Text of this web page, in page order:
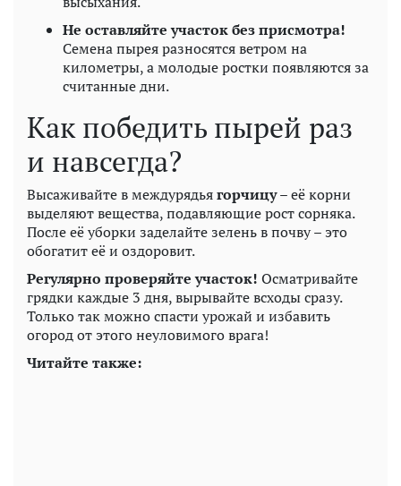
Не оставляйте участок без присмотра!
Семена пырея разносятся ветром на
километры, а молодые ростки появляются за
считанные дни.
Как победить пырей раз
и навсегда?
Высаживайте в междурядьягорчицу– её корни
выделяют вещества, подавляющие рост сорняка.
После её уборки заделайте зелень в почву – это
обогатит её и оздоровит.
Регулярно проверяйте участок! Осматривайте
грядки каждые 3 дня, вырывайте всходы сразу.
Только так можно спасти урожай и избавить
огород от этого неуловимого врага!
Читайте также: